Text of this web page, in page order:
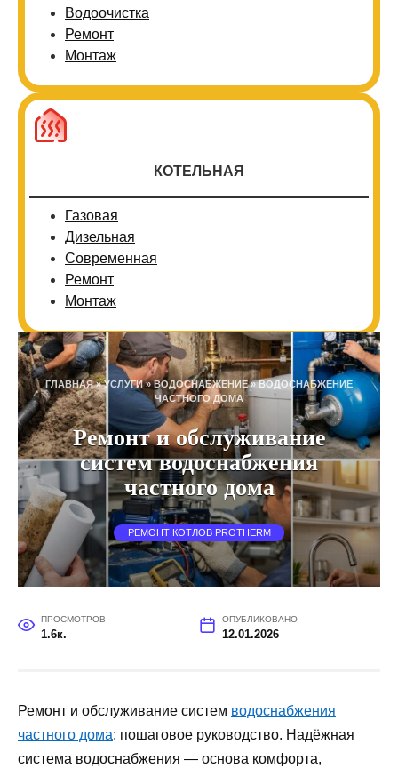
Водоочистка
Ремонт
Монтаж
КОТЕЛЬНАЯ
Газовая
Дизельная
Современная
Ремонт
Монтаж
ГЛАВНАЯ»УСЛУГИ»ВОДОСНАБЖЕНИЕ»ВОДОСНАБЖЕНИЕ
ЧАСТНОГО ДОМА
Ремонт и обслуживание
систем водоснабжения
частного дома
РЕМОНТ КОТЛОВ PROTHERM
ПРОСМОТРОВ
1.6к.
ОПУБЛИКОВАНО
12.01.2026
Ремонт и обслуживание систем водоснабжения
частного дома: пошаговое руководство. Надёжная
система водоснабжения — основа комфорта,